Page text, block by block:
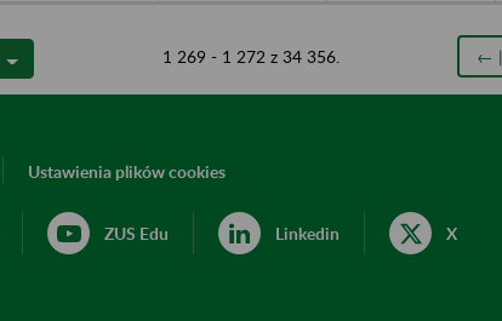
1 269 - 1 272 z 34 356. ← |
Ustawienia plików cookies
ZUS Edu Linkedin X